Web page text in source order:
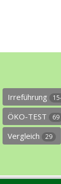
Irreführung
ÖKO-TEST 69
Vergleich 29